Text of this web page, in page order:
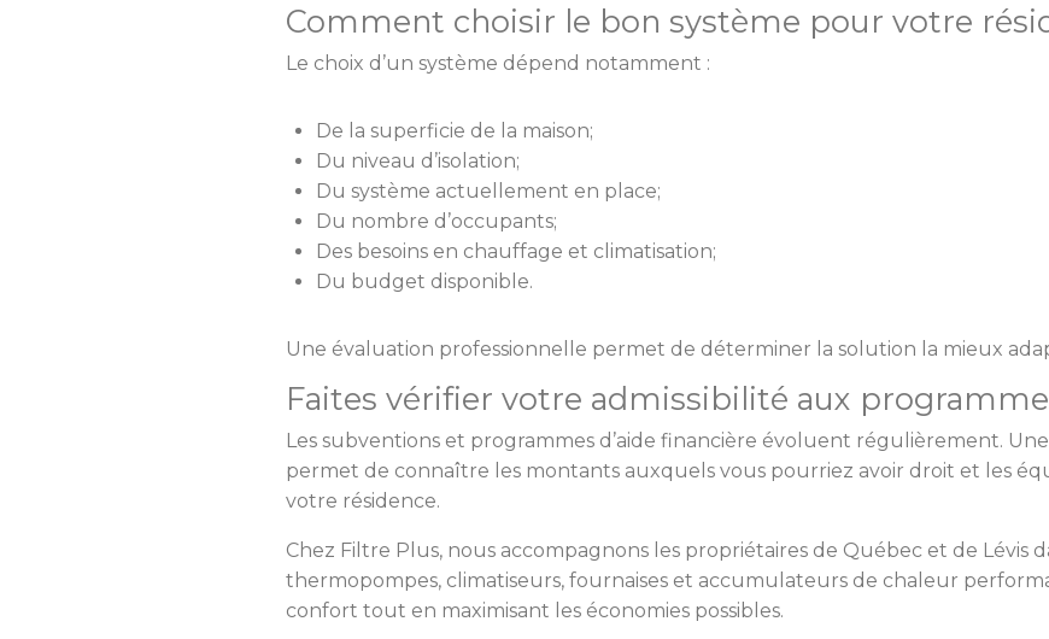
Comment choisir le bon système pour votre
Le choix d’un système dépend notamment :
De la superficie de la maison;
Du niveau d’isolation;
Du système actuellement en place;
Du nombre d’occupants;
Des besoins en chauffage et climatisation;
Du budget disponible.
Une évaluation professionnelle permet de déterminer la solution la mieux
Faites vérifier votre admissibilité aux
Les subventions et programmes d’aide financière évoluent régulièrement.
permet de connaître les montants auxquels vous pourriez avoir droit et les
votre résidence.
Chez Filtre Plus, nous accompagnons les propriétaires de Québec et de Lévis
thermopompes, climatiseurs, fournaises et accumulateurs de chaleur
confort tout en maximisant les économies possibles.